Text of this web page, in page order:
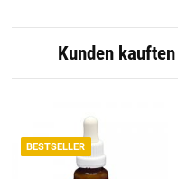
Kunden
BESTSELLER